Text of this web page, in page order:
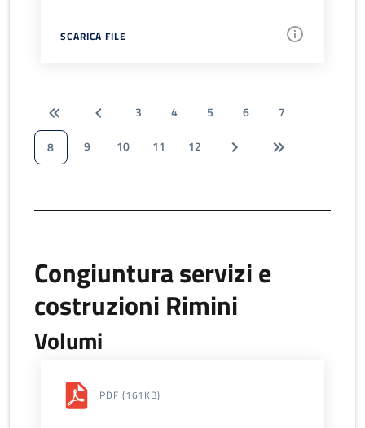
SCARICA FILE
3 4 5 6
7
8
9 10 11 12
Congiuntura servizi e
costruzioni Rimini
Volumi
PDF (161KB)